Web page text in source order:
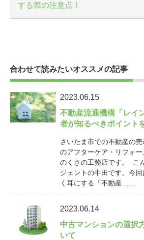
する際の注意点！
合わせて読みたいオススメの記事
2023.06.15
不動産流通機構「レイ
者が知るべきポイント
さいたま市での不動産の
のアフターケア・リフォ
のくさの工務店です。 こ
ジェントの中田です。今
く耳にする「不動産…...
2023.06.14
中古マンションの選択
いて